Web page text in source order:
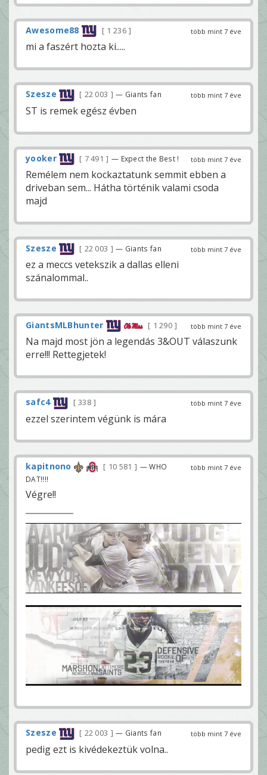
több mint 7 éve
Awesome88 1 236
mi a faszért hozta ki.....
több mint 7 éve
Szesze 22 003 — Giants fan
ST is remek egész évben
több mint 7 éve
yooker 7 491 — Expect the Best !
Remélem nem kockaztatunk semmit ebben a
driveban sem... Hátha történik valami csoda
majd
több mint 7 éve
Szesze 22 003 — Giants fan
ez a meccs vetekszik a dallas elleni
szánalommal..
több mint 7 éve
GiantsMLBhunter 1 290
Na majd most jön a legendás 3&OUT válaszunk
erre!!! Rettegjetek!
több mint 7 éve
safc4 338
ezzel szerintem végünk is mára
több mint 7 éve
kapitnono 10 581
— WHO
DAT!!!!
Végre!!
több mint 7 éve
Szesze 22 003 — Giants fan
pedig ezt is kivédekeztük volna..